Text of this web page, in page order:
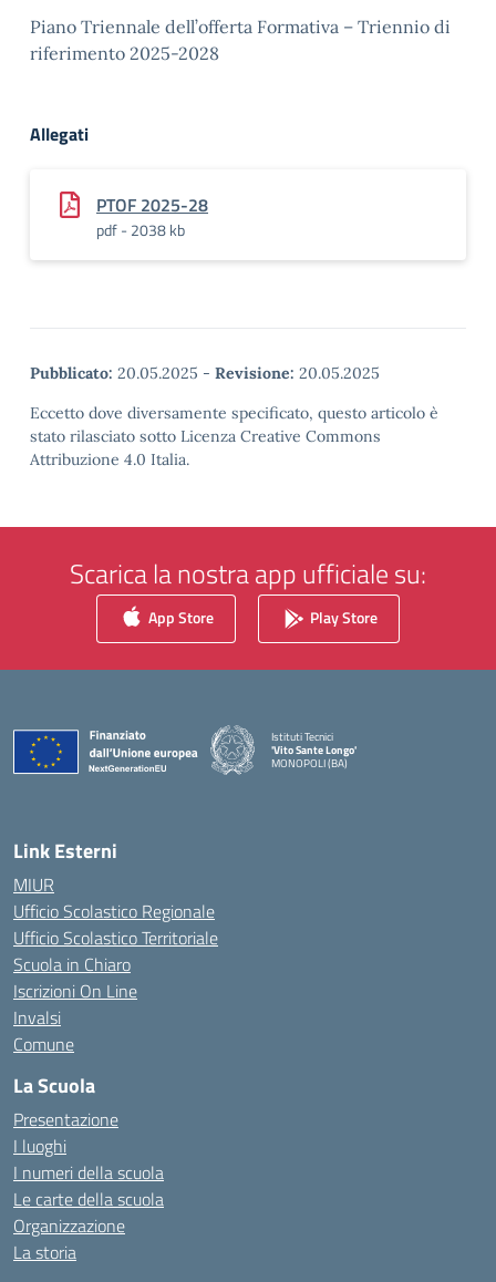
Piano Triennale dell’offerta Formativa – Triennio di
riferimento 2025-2028
Allegati
PTOF 2025-28
pdf - 2038 kb
Pubblicato: 20.05.2025 - Revisione: 20.05.2025
Eccetto dove diversamente specificato, questo articolo è
stato rilasciato sotto Licenza Creative Commons
Attribuzione 4.0 Italia.
Scarica la nostra app ufficiale su:
App Store Play Store
Istituti Tecnici
'Vito Sante Longo'
MONOPOLI (BA)
Link Esterni
MIUR
Ufficio Scolastico Regionale
Ufficio Scolastico Territoriale
Scuola in Chiaro
Iscrizioni On Line
Invalsi
Comune
La Scuola
Presentazione
I luoghi
I numeri della scuola
Le carte della scuola
Organizzazione
La storia